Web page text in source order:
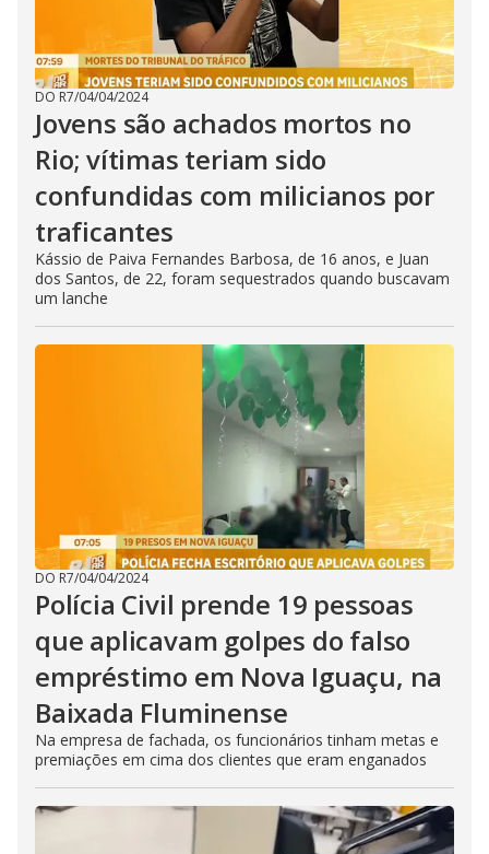
DO R7/04/04/2024
Jovens são achados mortos no
Rio; vítimas teriam sido
confundidas com milicianos por
traficantes
Kássio de Paiva Fernandes Barbosa, de 16 anos, e Juan
dos Santos, de 22, foram sequestrados quando buscavam
um lanche
DO R7/04/04/2024
Polícia Civil prende 19 pessoas
que aplicavam golpes do falso
empréstimo em Nova Iguaçu, na
Baixada Fluminense
Na empresa de fachada, os funcionários tinham metas e
premiações em cima dos clientes que eram enganados